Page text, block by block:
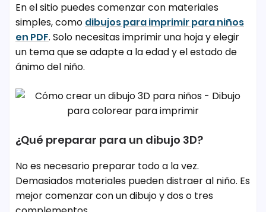
En el sitio puedes comenzar con materiales
simples, como dibujos para imprimir para niños
en PDF. Solo necesitas imprimir una hoja y elegir
un tema que se adapte a la edad y el estado de
ánimo del niño.
¿Qué preparar para un dibujo 3D?
No es necesario preparar todo a la vez.
Demasiados materiales pueden distraer al niño. Es
mejor comenzar con un dibujo y dos o tres